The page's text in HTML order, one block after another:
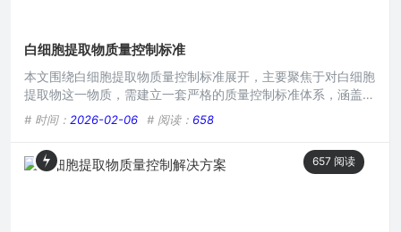
白细胞提取物质量控制标准
本文围绕白细胞提取物质量控制标准展开，主要聚焦于对白细胞
提取物这一物质，需建立一套严格的质量控制标准体系，涵盖从
原材料选取到成品产出过程中的各项指标把控，包括但不限于成
分纯度、活性物质含量、微生物限度等方面，以确保白细胞提取
物的质量稳定、安全有效，为其后续应用提供可靠保障。在生命
科学领域,白细胞提取物因其在诸多研究与潜在医疗应用中的重
# 时间： 2026-02-06 # 阅读： 658
657 阅读